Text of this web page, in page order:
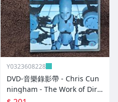
Y0323608228
DVD-音樂錄影帶 - Chris Cun
ningham - The Work of Dire
ctor -2003年美國版 碟片近新